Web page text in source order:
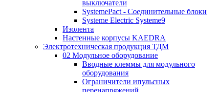
выключатели
SystemePact - Соединительные блоки
Systeme Electric Systeme9
Изолента
Настенные корпусы KAEDRA
Электротехническая продукция ТДМ
02 Модульное оборудование
Вводные клеммы для модульного
оборудования
Ограничители ипульсных
перенапряжений